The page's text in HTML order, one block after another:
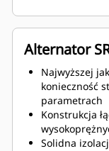
Alternator
Najwyższej
konieczność
parametrach
Konstrukcja
Solidna